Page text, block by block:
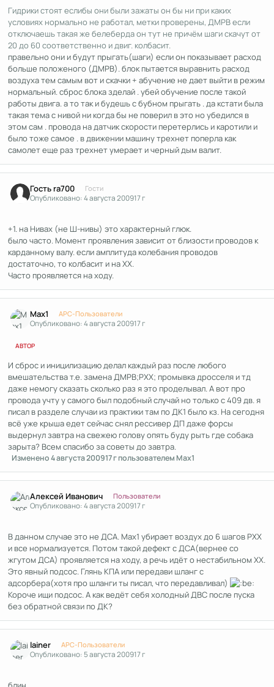
Гидрики стоят еслибы они были зажаты он бы ни при каких
условиях нормально не работал, метки проверены, ДМРВ если
отключаешь такая же белеберда он тут не причём шаги скачут от
20 до 60 соответственно и двиг. колбасит.
правельно они и будут прыгать(шаги) если он показывает расход
больше положеного (ДМРВ). блок пытается выравнить расход
воздуха тем самым вот и скачки + абучение не дает выйти в режим
нормальный. сброс блока зделай . убей обучение после такой
работы двига. а то так и будешь с бубном прыгать . да кстати была
такая тема с нивой ни когда бы не поверил в это но убедился в
этом сам . провода на датчик скорости перетерлись и каротили и
было тоже самое . в движении машину трехнет поперла как
самолет еще раз трехнет умерает и черный дым валит.
Гость ra700 Гости
Опубликовано:4 августа 200917 г
+1. на Нивах (не Ш-нивы) это характерный глюк.
было часто. Момент проявления зависит от близости проводов к
карданному валу. если амплитуда колебания проводов
достаточно, то колбасит и на ХХ.
Часто проявляется на ходу.
Max1 APC-Пользователи
Опубликовано:4 августа 200917 г
АВТОР
И сброс и иницилизацию делал каждый раз после любого
вмешательства т.е. замена ДМРВ;РХХ; промывка дросселя и тд
даже немогу сказать сколько раз я это проделывал. А вот про
провода учту у самого был подобный случай но только с 409 дв. я
писал в разделе случаи из практики там по ДК1 было кз. На сегодня
всё уже крыша едет сейчас снял рессивер ДП даже форсы
выдернул завтра на свежею голову опять буду рыть где собака
зарыта? Всем спасибо за советы до завтра.
Изменено4 августа 200917 гпользователем Max1
Алексей Иванович Пользователи
Опубликовано:4 августа 200917 г
В данном случае это не ДСА. Max1 убирает воздух до 6 шагов РХХ
и все нормализуется. Потом такой дефект с ДСА(вернее со
жгутом ДСА) проявляется на ходу, а речь идёт о нестабильном ХХ.
Это явный подсос. Глянь КПА или передави шланг с
адсорбера(хотя про шланги ты писал, что передавливал)
Короче ищи подсос. А как ведёт себя холодный ДВС после пуска
без обратной связи по ДК?
lainer APC-Пользователи
Опубликовано:5 августа 200917 г